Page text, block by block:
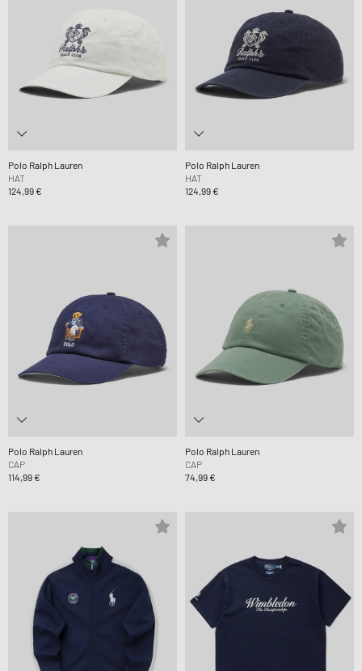
Polo Ralph Lauren
HAT
124,99 €
Polo Ralph Lauren
HAT
124,99 €
Polo Ralph Lauren
CAP
114,99 €
Polo Ralph Lauren
CAP
74,99 €